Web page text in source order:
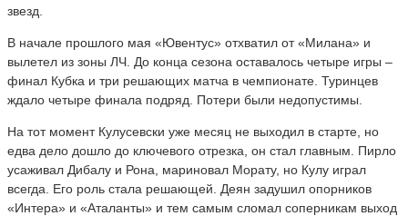
звезд.
В начале прошлого мая «Ювентус» отхватил от «Милана» и
вылетел из зоны ЛЧ. До конца сезона оставалось четыре игры –
финал Кубка и три решающих матча в чемпионате. Туринцев
ждало четыре финала подряд. Потери были недопустимы.
На тот момент Кулусевски уже месяц не выходил в старте, но
едва дело дошло до ключевого отрезка, он стал главным. Пирло
усаживал Дибалу и Рона, мариновал Морату, но Кулу играл
всегда. Его роль стала решающей. Деян задушил опорников
«Интера» и «Аталанты» и тем самым сломал соперникам выход